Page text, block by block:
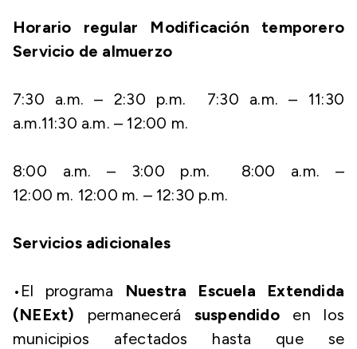
Horario regular Modificación temporero
Servicio de almuerzo
7:30 a.m. – 2:30 p.m. 7:30 a.m. – 11:30
a.m.11:30 a.m. – 12:00 m.
8:00 a.m. – 3:00 p.m. 8:00 a.m. –
12:00 m. 12:00 m. – 12:30 p.m.
Servicios adicionales
•El programa Nuestra Escuela Extendida
(NEExt) permanecerá suspendidoen los
municipios afectados hasta que se